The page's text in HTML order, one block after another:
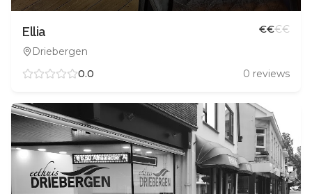
Ellia
Driebergen
€€€€
0.0 0 reviews